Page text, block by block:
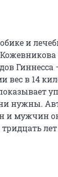
и
Гиннесса
в 14
нужны.
и мужчин
лет